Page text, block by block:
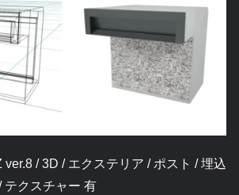
ver.8 / 3D / エクステリア / ポスト / 埋込
テクスチャー 有